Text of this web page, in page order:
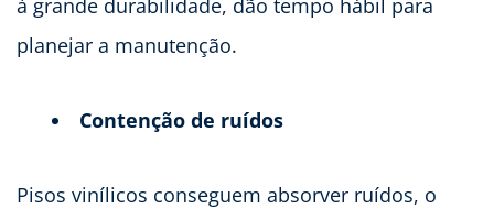
à grande durabilidade, dão tempo hábil para
planejar a manutenção.
Contenção de ruídos
Pisos vinílicos conseguem absorver ruídos, o